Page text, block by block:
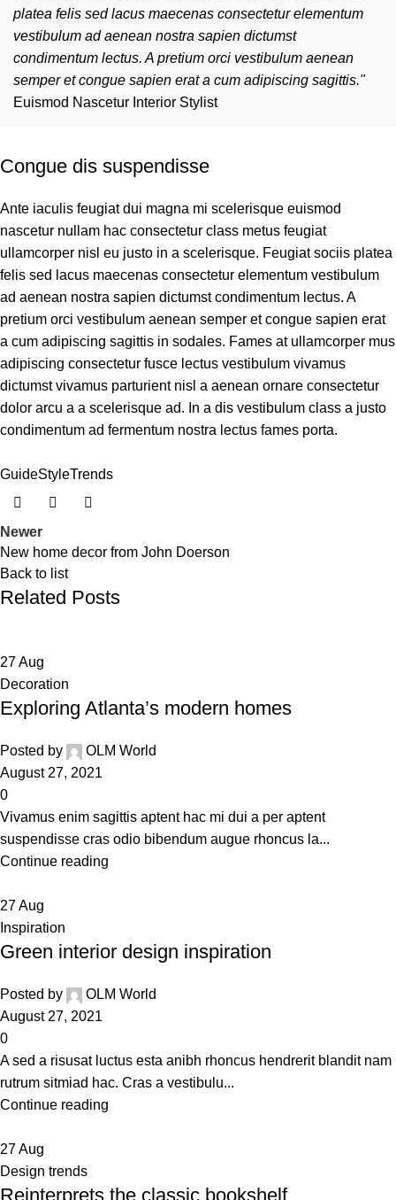
platea felis sed lacus maecenas consectetur elementum
vestibulum ad aenean nostra sapien dictumst
condimentum lectus. A pretium orci vestibulum aenean
semper et congue sapien erat a cum adipiscing sagittis."
Euismod Nascetur Interior Stylist
Congue dis suspendisse
Ante iaculis feugiat dui magna mi scelerisque euismod
nascetur nullam hac consectetur class metus feugiat
ullamcorper nisl eu justo in a scelerisque. Feugiat sociis platea
felis sed lacus maecenas consectetur elementum vestibulum
ad aenean nostra sapien dictumst condimentum lectus. A
pretium orci vestibulum aenean semper et congue sapien erat
a cum adipiscing sagittis in sodales. Fames at ullamcorper mus
adipiscing consectetur fusce lectus vestibulum vivamus
dictumst vivamus parturient nisl a aenean ornare consectetur
dolor arcu a a scelerisque ad. In a dis vestibulum class a justo
condimentum ad fermentum nostra lectus fames porta.
GuideStyleTrends
Newer
New home decor from John Doerson
Back to list
Related Posts
27Aug
Decoration
Exploring Atlanta’s modern homes
Posted by
OLM World
August 27, 2021
0
Vivamus enim sagittis aptent hac mi dui a per aptent
suspendisse cras odio bibendum augue rhoncus la...
Continue reading
27Aug
Inspiration
Green interior design inspiration
Posted by
OLM World
August 27, 2021
0
A sed a risusat luctus esta anibh rhoncus hendrerit blandit nam
rutrum sitmiad hac. Cras a vestibulu...
Continue reading
27Aug
Design trends
Reinterprets the classic bookshelf